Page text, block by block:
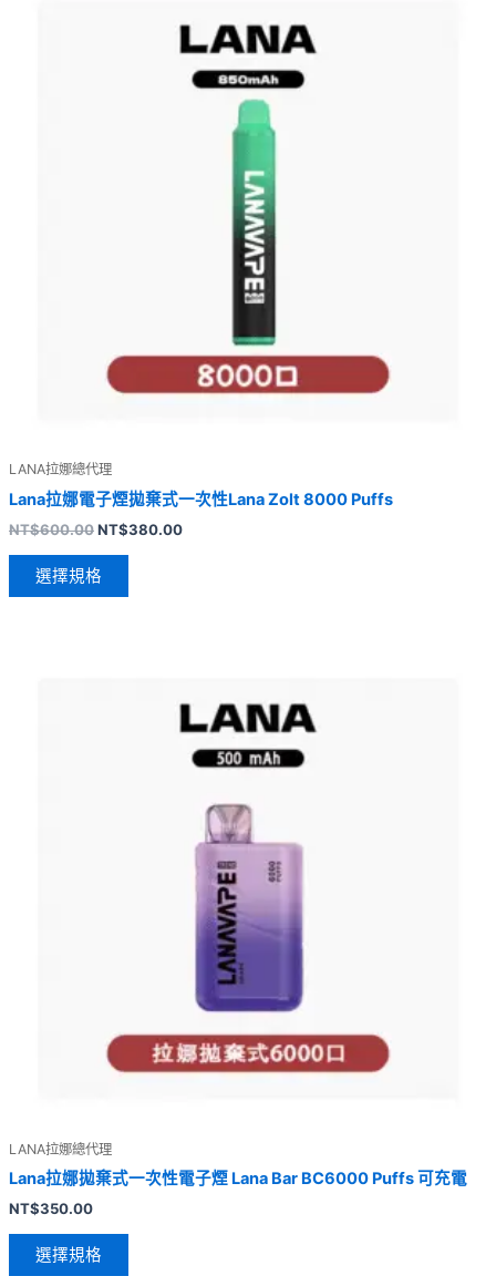
LANA拉娜總代理
Lana拉娜電子煙拋棄式一次性Lana Zolt 8000 Puffs
NT$600.00NT$380.00
選擇規格
LANA拉娜總代理
Lana拉娜拋棄式一次性電子煙 Lana Bar BC6000 Puffs 可充電
NT$350.00
選擇規格